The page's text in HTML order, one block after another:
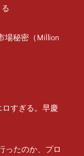
場秘密（Million
すぎる。早慶
ったのか、プロ